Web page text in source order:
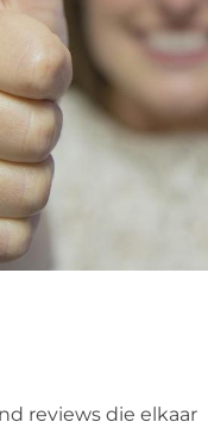
reviews die elkaar